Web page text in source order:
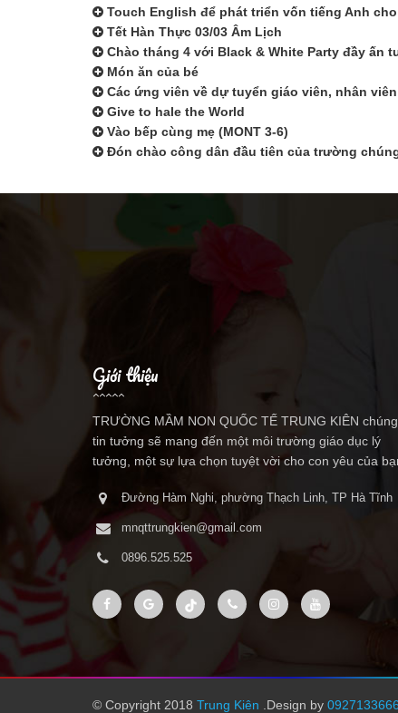
Touch English để phát triển vốn tiếng Anh
Tết Hàn Thực 03/03 Âm Lịch
Chào tháng 4 với Black & White Party đầy ấn
Món ăn của bé
Các ứng viên về dự tuyển giáo viên, nhân viên
Give to hale the World
Vào bếp cùng mẹ (MONT 3-6)
Đón chào công dân đầu tiên của trường
Giới thiệu
TRƯỜNG MẦM NON QUỐC TẾ TRUNG KIÊN
tin tưởng sẽ mang đến một môi trường giáo dục lý
tưởng, một sự lựa chọn tuyệt vời cho con yêu của
Đường Hàm Nghi, phường Thạch Linh, TP Hà Tĩnh
mnqttrungkien@gmail.com
0896.525.525
© Copyright 2018 Trung Kiên .Design by